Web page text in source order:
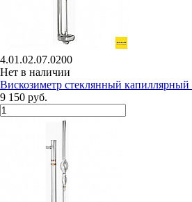
4.01.02.07.0200
Нет в наличии
Вискозиметр стеклянный
9 150 руб.